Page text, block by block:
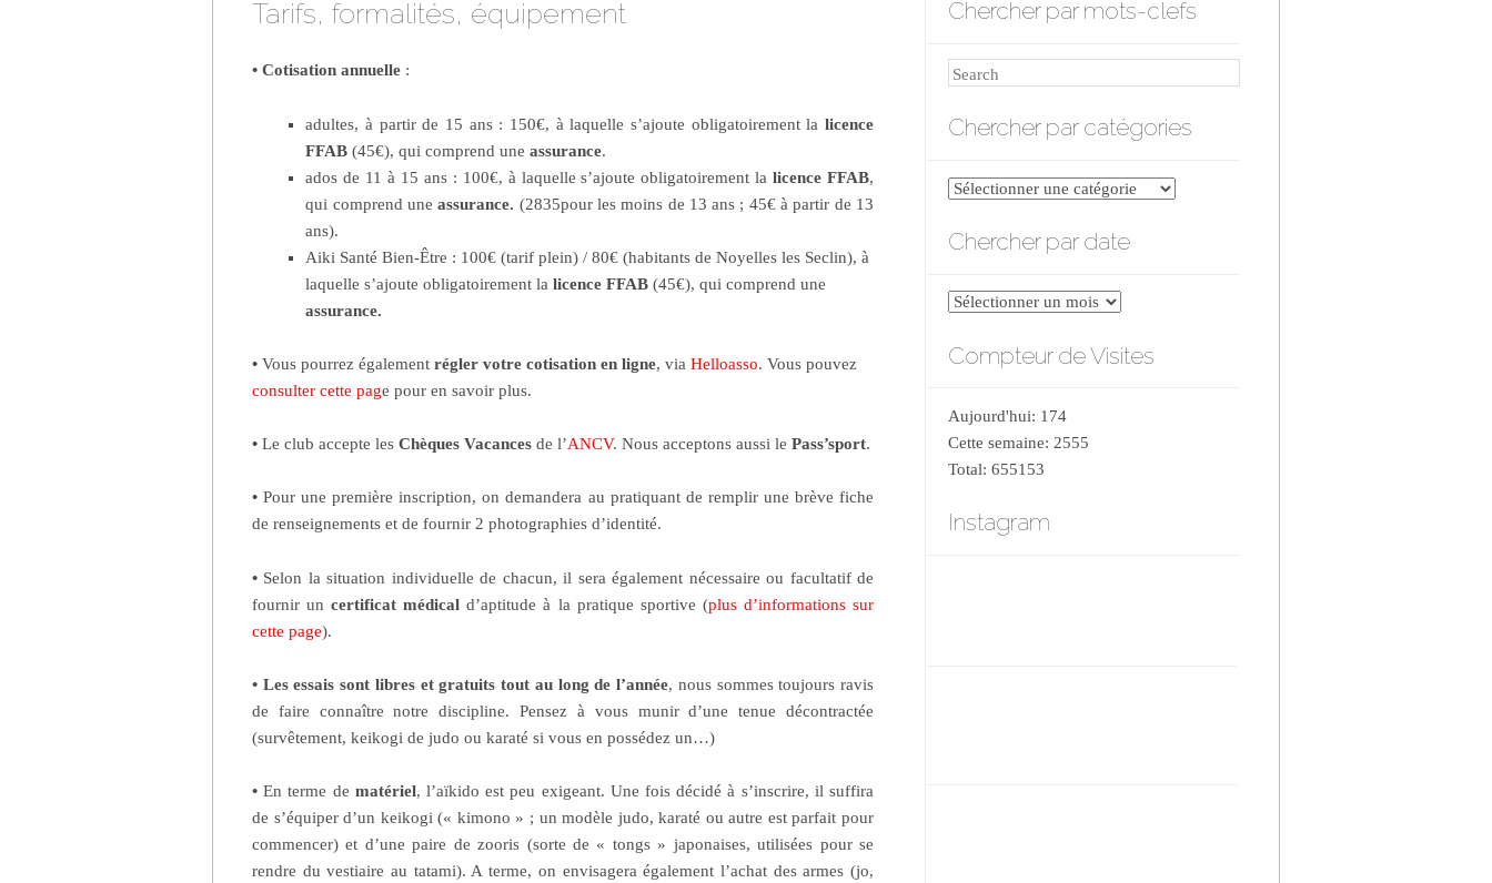
Tarifs, formalités, équipement
• Cotisation annuelle :
adultes, à partir de 15 ans : 150€, à laquelle s’ajoute obligatoirement la licence
FFAB (45€), qui comprend uneassurance.
ados de 11 à 15 ans : 100€, à laquelle s’ajoute obligatoirement lalicence FFAB,
qui comprend uneassurance. (2835pour les moins de 13 ans ; 45€ à partir de 13
ans).
Aiki Santé Bien-Être : 100€ (tarif plein) / 80€ (habitants de Noyelles les Seclin), à
laquelle s’ajoute obligatoirement lalicence FFAB (45€), qui comprend une
assurance.
• Vous pourrez également régler votre cotisation en ligne, via Helloasso. Vous pouvez
consulter cette page pour en savoir plus.
• Le club accepte les Chèques Vacances de l’ANCV. Nous acceptons aussi le Pass’sport.
•Pour une première inscription, on demandera au pratiquant de remplir une brève fiche
de renseignements et de fournir 2 photographies d’identité.
• Selon la situation individuelle de chacun, il sera également nécessaire ou facultatif de
fournir uncertificat médical d’aptitude à la pratique sportive (plus d’informations sur
cette page).
• Les essais sont libres et gratuits tout au long de l’année, nous sommes toujours ravis
de faire connaître notre discipline. Pensez à vous munir d’une tenue décontractée
(survêtement, keikogi de judo ou karaté si vous en possédez un…)
•En terme de matériel, l’aïkido est peu exigeant. Une fois décidé à s’inscrire, il suffira
de s’équiper d’un keikogi (« kimono » ; un modèle judo, karaté ou autre est parfait pour
commencer) et d’une paire de zooris (sorte de « tongs » japonaises, utilisées pour se
rendre du vestiaire au tatami). A terme, on envisagera également l’achat des armes (jo,
Chercher par mots-clefs
Search
Chercher par catégories
Chercher
catégories
Chercher par date
Chercher
date
Compteur de Visites
Aujourd'hui: 174
Cette semaine: 2555
Total: 655153
Instagram